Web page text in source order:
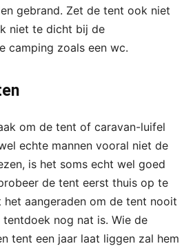
gebrand. Zet de tent ook niet
niet te dicht bij de
camping zoals een wc.
om de tent of caravan-luifel
echte mannen vooral niet de
is het soms echt wel goed
de tent eerst thuis op te
aangeraden om de tent nooit
nog nat is. Wie de
tent een jaar laat liggen zal hem